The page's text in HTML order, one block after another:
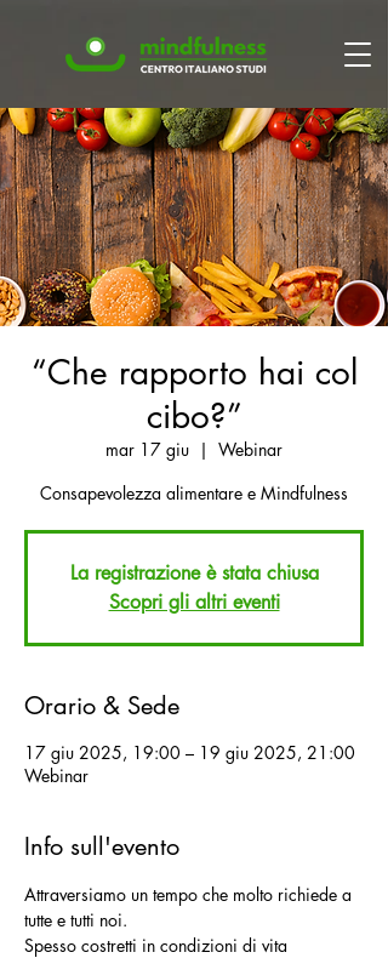
“Che rapporto hai col
cibo?”
mar 17 giu
  |
Webinar
Consapevolezza alimentare e Mindfulness
La registrazione è stata chiusa
Scopri gli altri eventi
Orario & Sede
17 giu 2025, 19:00 – 19 giu 2025, 21:00
Webinar
Info sull'evento
Attraversiamo un tempo che molto richiede a
tutte e tutti noi.
Spesso costretti in condizioni di vita